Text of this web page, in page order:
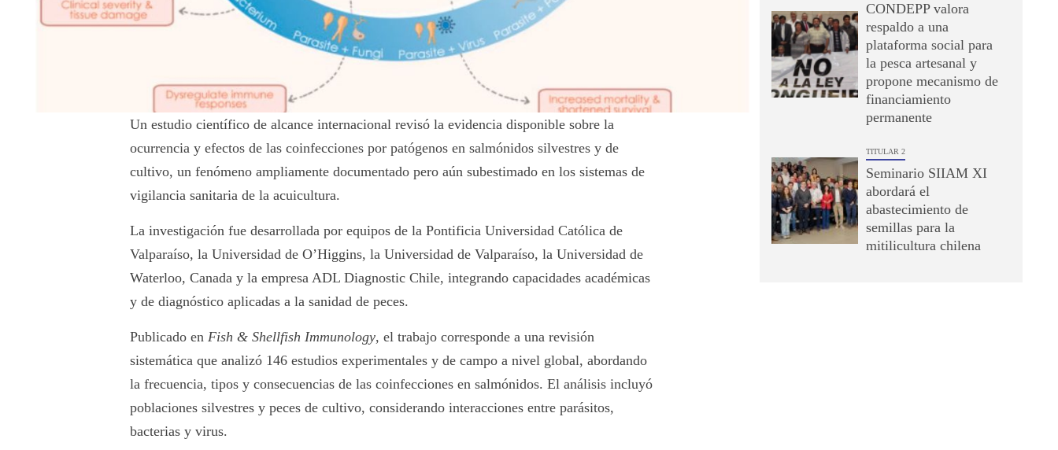
Un estudio científico de alcance internacional revisó la evidencia disponible sobre la
ocurrencia y efectos de las coinfecciones por patógenos en salmónidos silvestres y de
cultivo, un fenómeno ampliamente documentado pero aún subestimado en los sistemas de
vigilancia sanitaria de la acuicultura.
La investigación fue desarrollada por equipos de la Pontificia Universidad Católica de
Valparaíso, la Universidad de O’Higgins, la Universidad de Valparaíso, la Universidad de
Waterloo, Canada y la empresa ADL Diagnostic Chile, integrando capacidades académicas
y de diagnóstico aplicadas a la sanidad de peces.
Publicado en Fish & Shellfish Immunology, el trabajo corresponde a una revisión
sistemática que analizó 146 estudios experimentales y de campo a nivel global, abordando
la frecuencia, tipos y consecuencias de las coinfecciones en salmónidos. El análisis incluyó
poblaciones silvestres y peces de cultivo, considerando interacciones entre parásitos,
bacterias y virus.
CONDEPP valora
respaldo a una
plataforma social para
la pesca artesanal y
propone mecanismo de
financiamiento
permanente
TITULAR 2
Seminario SIIAM XI
abordará el
abastecimiento de
semillas para la
mitilicultura chilena